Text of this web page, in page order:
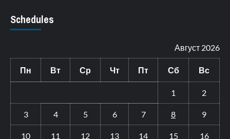
Schedules
Август 2026
Пн Вт Ср Чт Пт Сб Вс
1 2
3 4 5 6 7 8 9
10 11 12 13 14 15 16